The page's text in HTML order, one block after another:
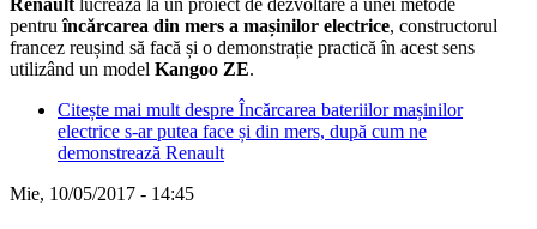
pentruîncărcarea din mers a mașinilor electrice, constructorul
francez reușind să facă și o demonstrație practică în acest sens
utilizând un model Kangoo ZE.
Citește mai mult despre Încărcarea bateriilor mașinilor
electrice s-ar putea face și din mers, după cum ne
demonstrează Renault
Mie, 10/05/2017 - 14:45